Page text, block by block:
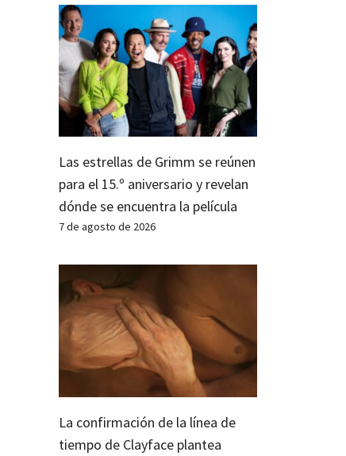
Las estrellas de Grimm se reúnen
para el 15.º aniversario y revelan
dónde se encuentra la película
7 de agosto de 2026
La confirmación de la línea de
tiempo de Clayface plantea